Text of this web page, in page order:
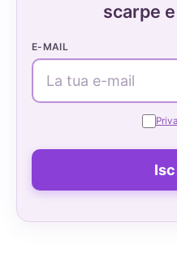
scarpe
E-MAIL